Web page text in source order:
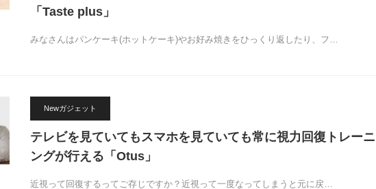
「Taste plus」
みなさんはパンケーキ(ホットケーキ)やお好み焼きをひっくり返したり、フ…
Newガジェット
テレビを見ていてもスマホを見ていても常に視力回復トレーニ
ングが行える「Otus」
近視って回復するってご存じですか？近視って一度なってしまうと元に戻…